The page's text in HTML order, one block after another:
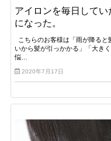
アイロンを毎日して
になった。
こちらのお客様は「雨が降ると
いから髪が引っかかる」「大き
悩…
2020年7月17日